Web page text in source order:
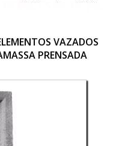
VAZADOS
PRENSADA